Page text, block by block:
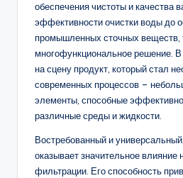
обеспечения чистоты и качества
эффективности очистки воды до
промышленных сточных веществ,
многофункциональное решение. В
на сцену продукт, который стал
современных процессов –
элементы, способные
различные среды и жидкости.
Востребованный и
оказывает значительное влияние
фильтрации. Его способность